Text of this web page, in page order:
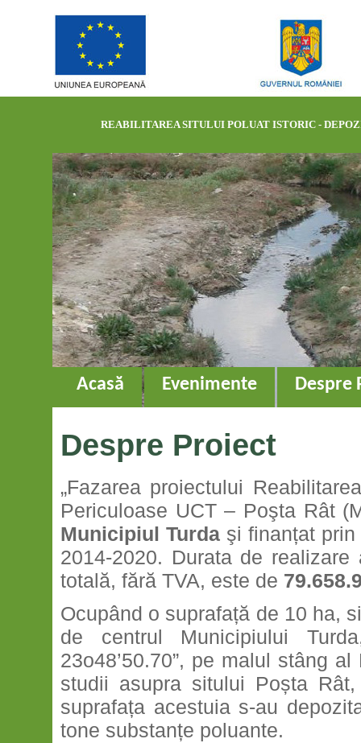
REABILITAREA SITULUI POLUAT ISTORIC -
Acasă Evenimente Despre
Despre Proiect
„Fazarea proiectului
Periculoase UCT – Poşta Rât
Municipiul Turda şi finanțat
2014-2020. Durata de
totală, fără TVA, este de
Ocupând o suprafață de 10 ha,
de centrul Municipiului
23o48’50.70”, pe malul stâng
studii asupra sitului Poșta
suprafața acestuia s-au
tone substanțe poluante.